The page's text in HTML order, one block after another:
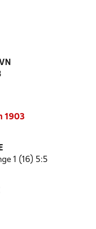
1903
1 (16) 5:5